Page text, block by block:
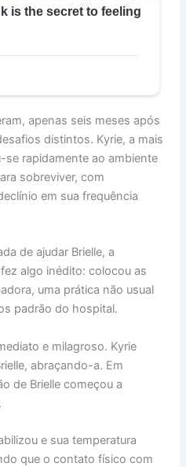
apenas seis meses após
distintos. Kyrie, a mais
se rapidamente ao ambiente
sobreviver, com
em sua frequência
de ajudar Brielle, a
algo inédito: colocou as
uma prática não usual
padrão do hospital.
e milagroso. Kyrie
abraçando-a. Em
de Brielle começou a
e sua temperatura
que o contato físico com